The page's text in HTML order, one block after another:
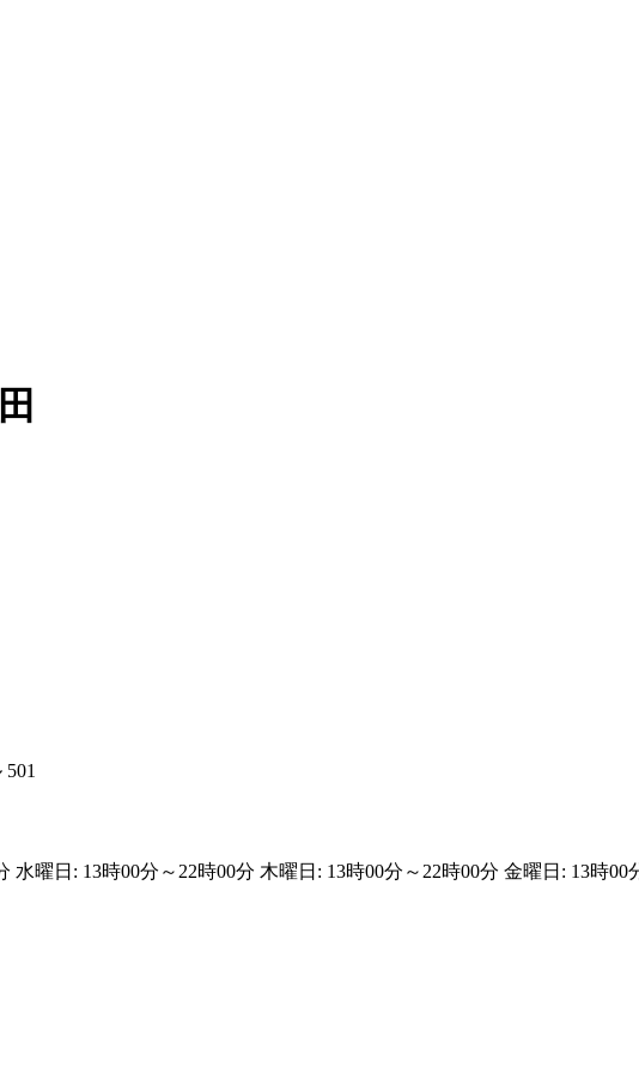
水曜日: 13時00分～22時00分 木曜日: 13時00分～22時00分 金曜日: 13時